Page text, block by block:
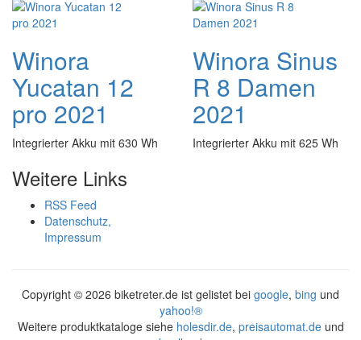
Winora
Yucatan 12
pro 2021
Integrierter Akku mit 630 Wh
Winora Sinus
R 8 Damen
2021
Integrierter Akku mit 625 Wh
Weitere Links
RSS Feed
Datenschutz,
Impressum
Copyright © 2026 biketreter.de ist gelistet bei google, bing und
yahoo!®
Weitere produktkataloge siehe holesdir.de, preisautomat.deund